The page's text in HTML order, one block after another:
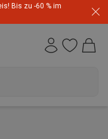
Bis zu -60 % im